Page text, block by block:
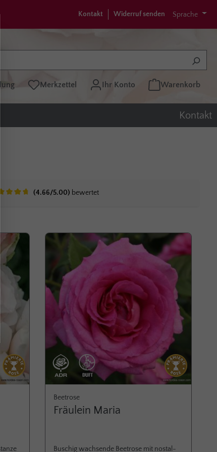
Kontakt Widerruf senden Sprache
Merkzettel Ihr Konto Warenkorb
Kontakt
(4.66/5.00) bewertet
Beetrose
Fräulein Maria
Buschig wachsende Beetrose mit nostal­